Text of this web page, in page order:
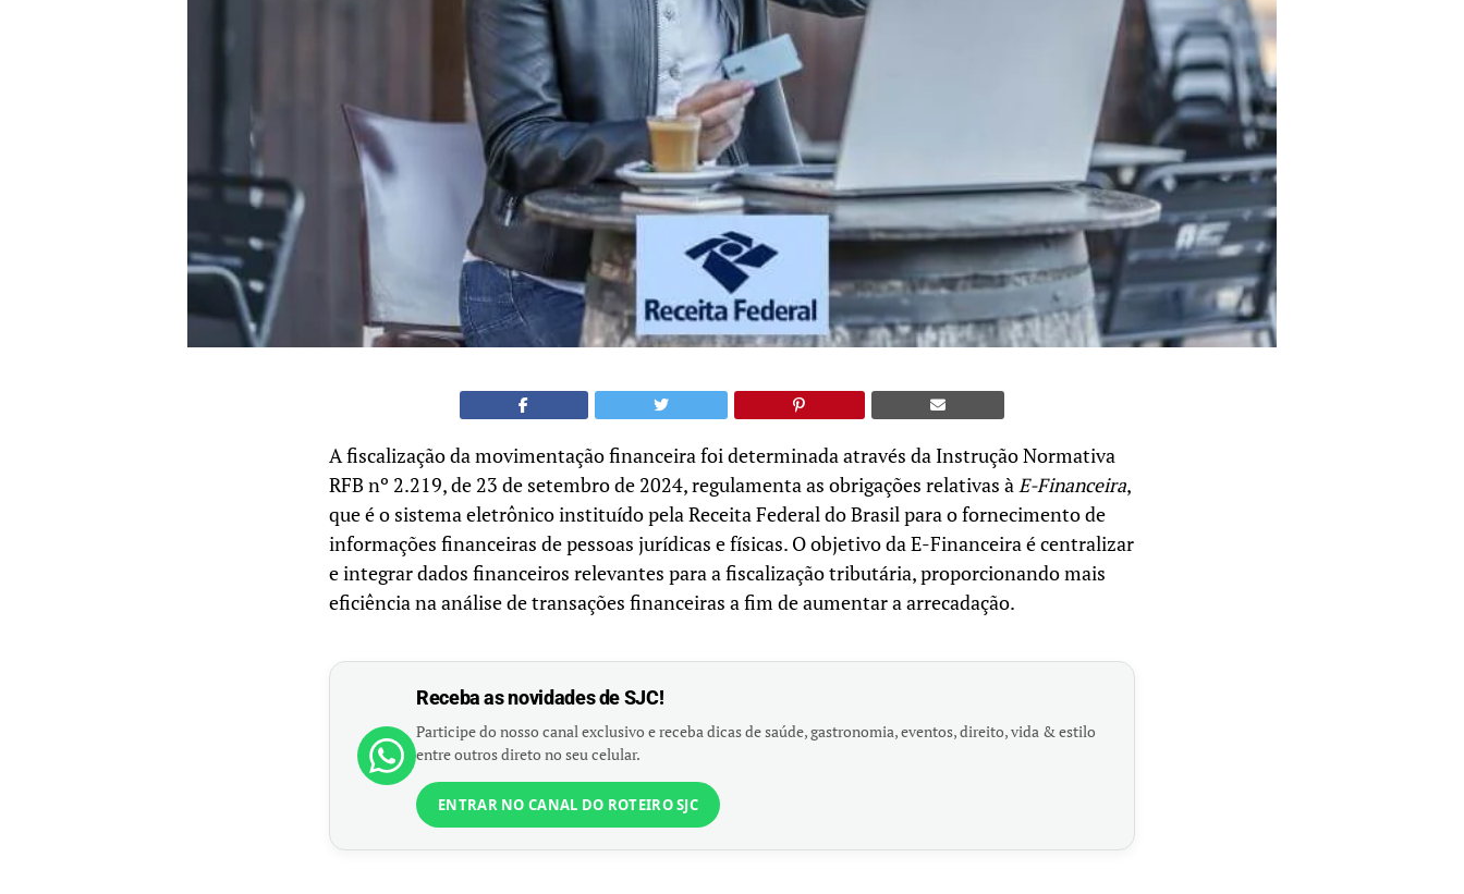
A fiscalização da movimentação financeira foi determinada através da Instrução Normativa
RFB nº 2.219, de 23 de setembro de 2024, regulamenta as obrigações relativas àE-Financeira,
que é o sistema eletrônico instituído pela Receita Federal do Brasil para o fornecimento de
informações financeiras de pessoas jurídicas e físicas. O objetivo da E-Financeira é centralizar
e integrar dados financeiros relevantes para a fiscalização tributária, proporcionando mais
eficiência na análise de transações financeiras a fim de aumentar a arrecadação.
Receba as novidades de SJC!
Participe do nosso canal exclusivo e receba dicas de saúde, gastronomia, eventos, direito, vida & estilo
entre outros direto no seu celular.
ENTRAR NO CANAL DO ROTEIRO SJC